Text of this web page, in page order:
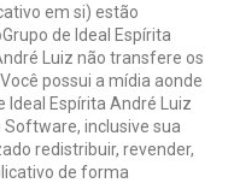
em si) estão
de Ideal Espírita
Luiz não transfere os
possui a mídia aonde
Ideal Espírita André Luiz
inclusive sua
redistribuir, revender,
de forma